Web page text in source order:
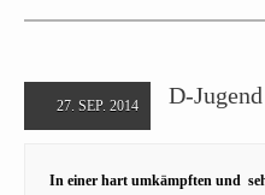
27. SEP. 2014 D-
In einer hart umkämpften und